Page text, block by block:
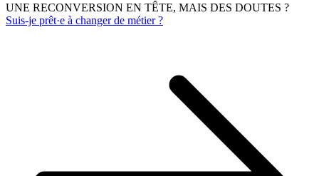
UNE RECONVERSION EN TÊTE, MAIS DES DOUTES ?
Suis-je prêt·e à changer de métier ?